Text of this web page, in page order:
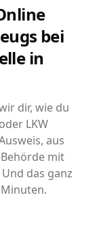
bei
in
dir, wie du
LKW
aus
mit
das ganz